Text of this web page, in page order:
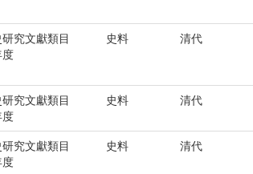
究文獻類目
度
史料 清代
究文獻類目
度
史料 清代
究文獻類目
度
史料 清代